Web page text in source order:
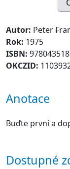
Autor: Peter
Rok: 1975
ISBN:
OKCZID:
Anotace
Buďte první a
Dostupné